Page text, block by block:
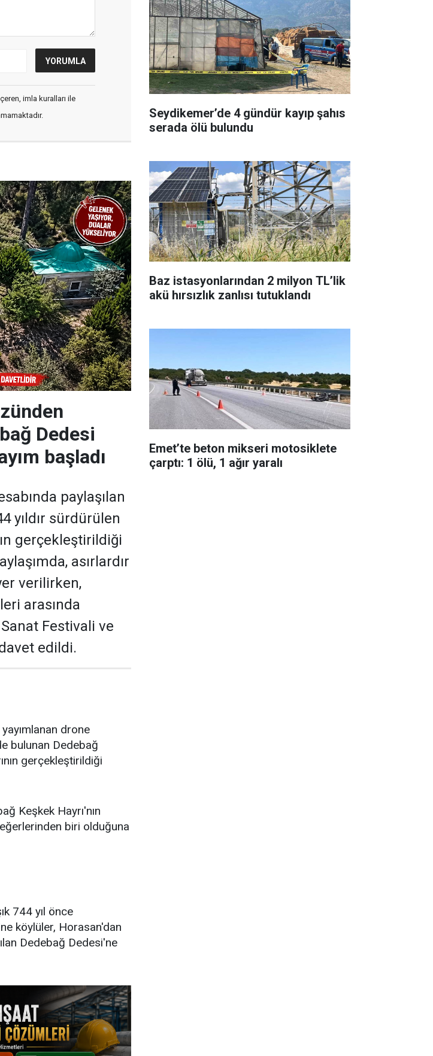
imla kuralları ile
Dedesi
başladı
paylaşılan
yıldır sürdürülen
gerçekleştirildiği
asırlardır
verilirken,
arasında
Festivali ve
edildi.
drone
bulunan Dedebağ
gerçekleştirildiği
Keşkek Hayrı'nın
biri olduğuna
744 yıl önce
köylüler, Horasan'dan
Dedebağ Dedesi'ne
Seydikemer’de 4 gündür kayıp şahıs
serada ölü bulundu
Baz istasyonlarından 2 milyon TL’lik
akü hırsızlık zanlısı tutuklandı
Emet’te beton mikseri motosiklete
çarptı: 1 ölü, 1 ağır yaralı